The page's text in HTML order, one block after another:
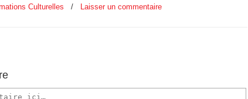
Culturelles / Laisser un commentaire